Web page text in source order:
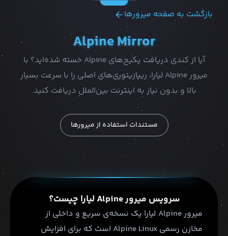
بازگشت به صفحه میرورها
Alpine Mirror
آیا از کندی دریافت پکیج‌های Alpine خسته شده‌اید؟ با
میرور Alpine لیارا، ریپازیتوری‌های اصلی را با سرعت بسیار
بالا و بدون نیاز به اینترنت بین‌الملل دریافت کنید.
مستندات استفاده از میرور‌ها
سرویس میرور Alpine لیارا چیست؟
میرور Alpine لیارا یک نسخه‌ی سریع و داخلی از
مخازن رسمی Alpine Linux است که برای افزایش